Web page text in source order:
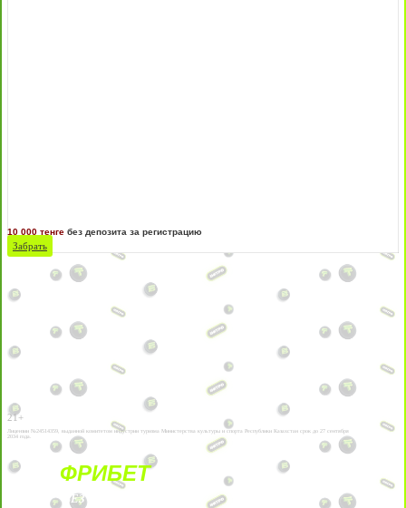
10 000 тенге без депозита за регистрацию
Забрать
21+
Лицензии №24514359, выданной комитетом индустрии туризма Министерства культуры и спорта Республики Казахстан срок до 27 сентября
2034 года.
ФРИБЕТ
БЕЗ УСЛОВИЙ